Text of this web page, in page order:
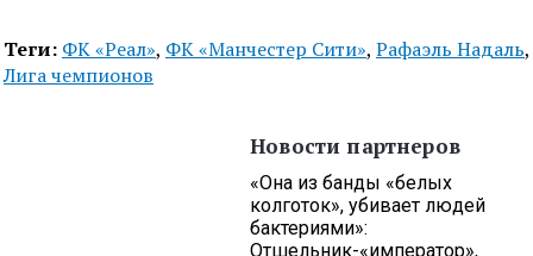
Теги: ФК «Реал», ФК «Манчестер Сити», Рафаэль Надаль,
Лига чемпионов
Новости партнеров
«Она из банды «белых
колготок», убивает людей
бактериями»:
Отшельник-«император»,